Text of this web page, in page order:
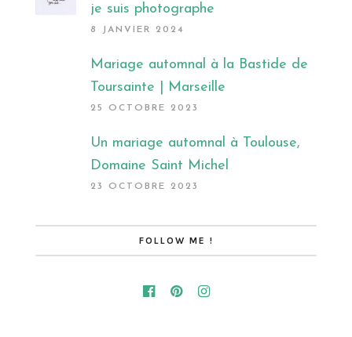
je suis photographe
8 JANVIER 2024
Mariage automnal à la Bastide de
Toursainte | Marseille
25 OCTOBRE 2023
Un mariage automnal à Toulouse,
Domaine Saint Michel
23 OCTOBRE 2023
FOLLOW ME !